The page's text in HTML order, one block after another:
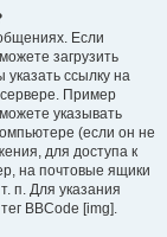
Если
загрузить
ссылку на
Пример
указывать
(если он не
для доступа к
на почтовые ящики
п. Для указания
BBCode [img].